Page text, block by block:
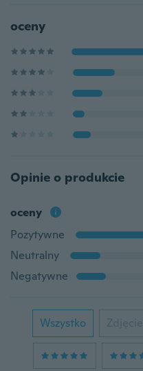
oceny
Opinie o produkcie
oceny
Pozytywne
Neutralny
Negatywne
Wszystko Zdjęcie